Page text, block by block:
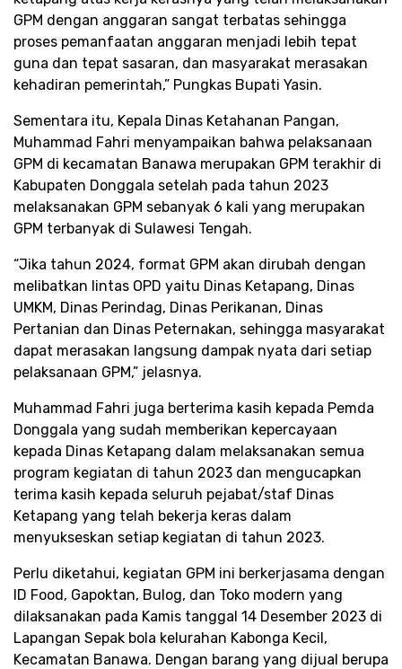
GPM dengan anggaran sangat terbatas sehingga
proses pemanfaatan anggaran menjadi lebih tepat
guna dan tepat sasaran, dan masyarakat merasakan
kehadiran pemerintah,” Pungkas Bupati Yasin.
Sementara itu, Kepala Dinas Ketahanan Pangan,
Muhammad Fahri menyampaikan bahwa pelaksanaan
GPM di kecamatan Banawa merupakan GPM terakhir di
Kabupaten Donggala setelah pada tahun 2023
melaksanakan GPM sebanyak 6 kali yang merupakan
GPM terbanyak di Sulawesi Tengah.
“Jika tahun 2024, format GPM akan dirubah dengan
melibatkan lintas OPD yaitu Dinas Ketapang, Dinas
UMKM, Dinas Perindag, Dinas Perikanan, Dinas
Pertanian dan Dinas Peternakan, sehingga masyarakat
dapat merasakan langsung dampak nyata dari setiap
pelaksanaan GPM,” jelasnya.
Muhammad Fahri juga berterima kasih kepada Pemda
Donggala yang sudah memberikan kepercayaan
kepada Dinas Ketapang dalam melaksanakan semua
program kegiatan di tahun 2023 dan mengucapkan
terima kasih kepada seluruh pejabat/staf Dinas
Ketapang yang telah bekerja keras dalam
menyukseskan setiap kegiatan di tahun 2023.
Perlu diketahui, kegiatan GPM ini berkerjasama dengan
ID Food, Gapoktan, Bulog, dan Toko modern yang
dilaksanakan pada Kamis tanggal 14 Desember 2023 di
Lapangan Sepak bola kelurahan Kabonga Kecil,
Kecamatan Banawa. Dengan barang yang dijual berupa